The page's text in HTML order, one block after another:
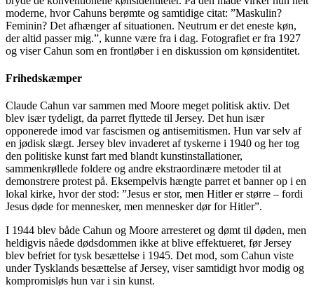
moderne, hvor Cahuns berømte og samtidige citat: ”Maskulin?
Feminin? Det afhænger af situationen. Neutrum er det eneste køn,
der altid passer mig.”, kunne være fra i dag. Fotografiet er fra 1927
og viser Cahun som en frontløber i en diskussion om kønsidentitet.
Frihedskæmper
Claude Cahun var sammen med Moore meget politisk aktiv. Det
blev især tydeligt, da parret flyttede til Jersey. Det hun især
opponerede imod var fascismen og antisemitismen. Hun var selv af
en jødisk slægt. Jersey blev invaderet af tyskerne i 1940 og her tog
den politiske kunst fart med blandt kunstinstallationer,
sammenkrøllede foldere og andre ekstraordinære metoder til at
demonstrere protest på. Eksempelvis hængte parret et banner op i en
lokal kirke, hvor der stod: ”Jesus er stor, men Hitler er større – fordi
Jesus døde for mennesker, men mennesker dør for Hitler”.
I 1944 blev både Cahun og Moore arresteret og dømt til døden, men
heldigvis nåede dødsdommen ikke at blive effektueret, før Jersey
blev befriet for tysk besættelse i 1945. Det mod, som Cahun viste
under Tysklands besættelse af Jersey, viser samtidigt hvor modig og
kompromisløs hun var i sin kunst.